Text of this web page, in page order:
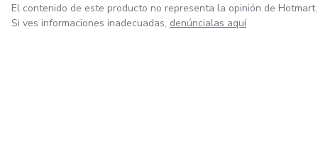
El contenido de este producto no representa la opinión de Hotmart.
Si ves informaciones inadecuadas, denúncialas aquí